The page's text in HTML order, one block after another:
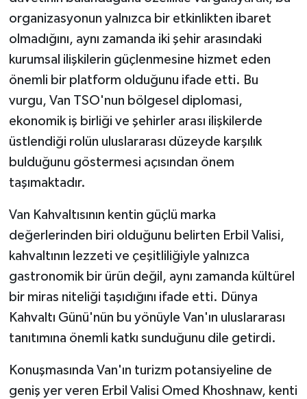
organizasyonun yalnızca bir etkinlikten ibaret
olmadığını, aynı zamanda iki şehir arasındaki
kurumsal ilişkilerin güçlenmesine hizmet eden
önemli bir platform olduğunu ifade etti. Bu
vurgu, Van TSO'nun bölgesel diplomasi,
ekonomik iş birliği ve şehirler arası ilişkilerde
üstlendiği rolün uluslararası düzeyde karşılık
bulduğunu göstermesi açısından önem
taşımaktadır.
Van Kahvaltısının kentin güçlü marka
değerlerinden biri olduğunu belirten Erbil Valisi,
kahvaltının lezzeti ve çeşitliliğiyle yalnızca
gastronomik bir ürün değil, aynı zamanda kültürel
bir miras niteliği taşıdığını ifade etti. Dünya
Kahvaltı Günü'nün bu yönüyle Van'ın uluslararası
tanıtımına önemli katkı sunduğunu dile getirdi.
Konuşmasında Van'ın turizm potansiyeline de
geniş yer veren Erbil Valisi Omed Khoshnaw, kenti